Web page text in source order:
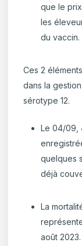
que le
les
du vaccin.
Ces 2
dans la
sérotype 12.
Le 04/09,
quelques
déjà
La
août